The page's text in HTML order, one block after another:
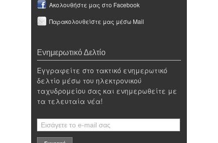
Ακολουθήστε μας στο Facebook
Παρακολουθείστε μας μέσω Mail
Ενημερωτικό Δελτίο
Εγγραφείτε στο τακτικό ενημερωτικό
δελτίο μέσω του ηλεκτρονικού
ταχυδρομείου σας και ενημερωθείτε με
τα τελευταία νέα!